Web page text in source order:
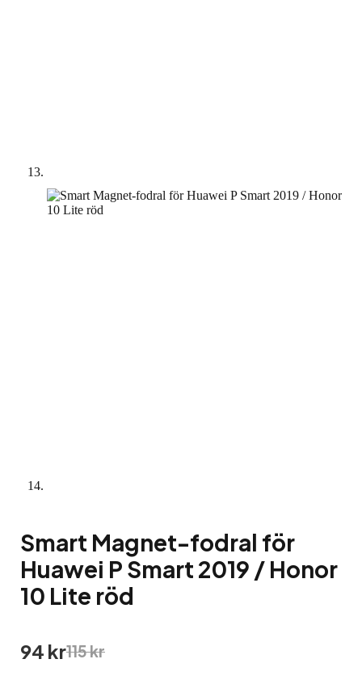
Smart Magnet-fodral för
Huawei P Smart 2019 / Honor
10 Lite röd
115kr
Det
ursprungliga
94 krDet
nuvarande